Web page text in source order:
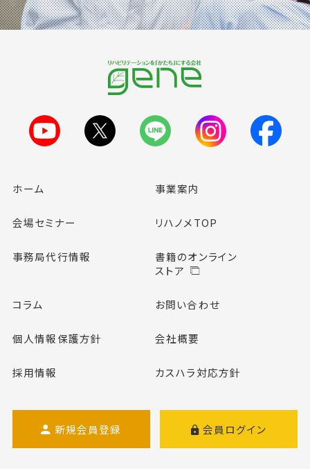
ホーム 事業案内
会場セミナー リハノメTOP
事務局代行情報
書籍のオンライン
ストア
コラム お問い合わせ
個人情報保護方針 会社概要
採用情報 カスハラ対応方針
新規会員登録 会員ログイン